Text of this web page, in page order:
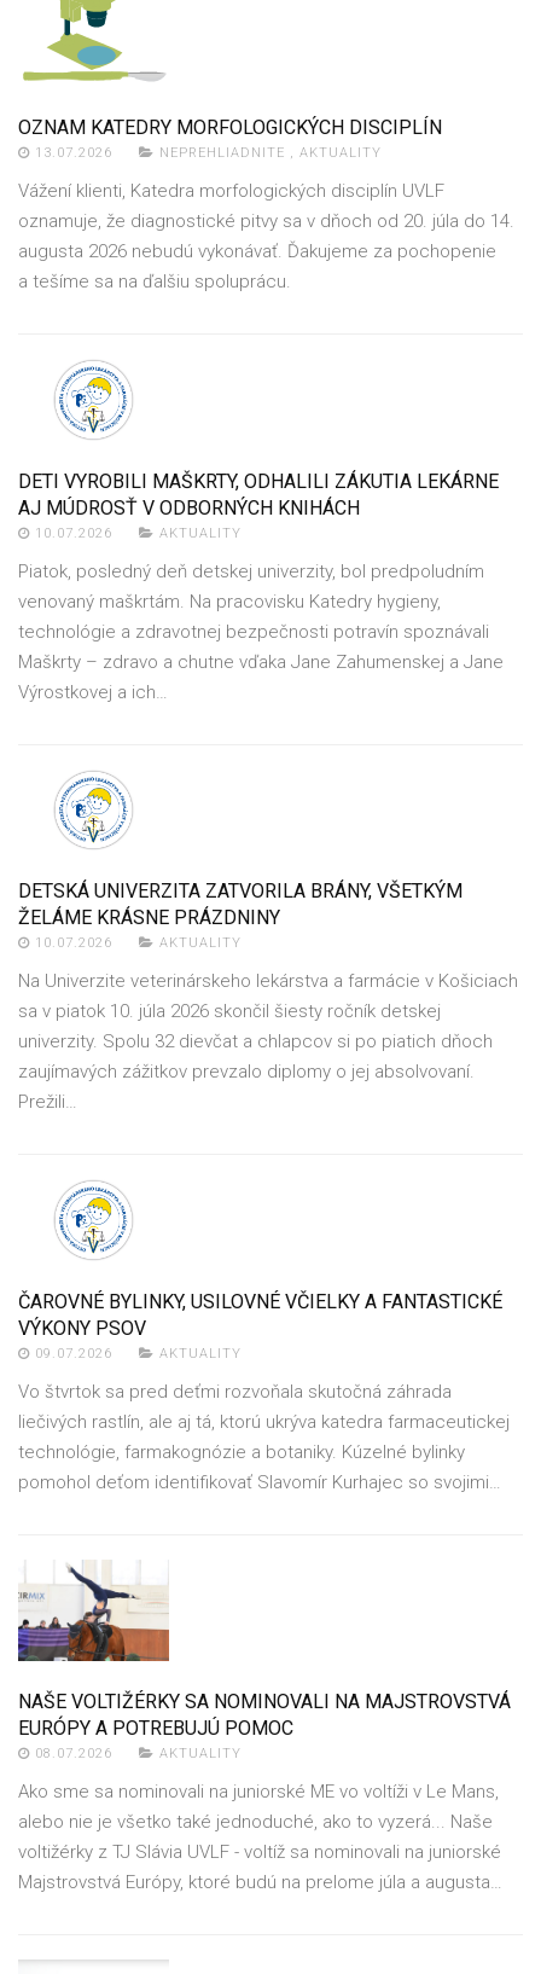
OZNAM KATEDRY MORFOLOGICKÝCH DISCIPLÍN
13.07.2026 NEPREHLIADNITE , AKTUALITY
Vážení klienti, Katedra morfologických disciplín UVLF
oznamuje, že diagnostické pitvy sa v dňoch od 20. júla do 14.
augusta 2026 nebudú vykonávať. Ďakujeme za pochopenie
a tešíme sa na ďalšiu spoluprácu.
DETI VYROBILI MAŠKRTY, ODHALILI ZÁKUTIA LEKÁRNE
AJ MÚDROSŤ V ODBORNÝCH KNIHÁCH
10.07.2026 AKTUALITY
Piatok, posledný deň detskej univerzity, bol predpoludním
venovaný maškrtám. Na pracovisku Katedry hygieny,
technológie a zdravotnej bezpečnosti potravín spoznávali
Maškrty – zdravo a chutne vďaka Jane Zahumenskej a Jane
Výrostkovej a ich…
DETSKÁ UNIVERZITA ZATVORILA BRÁNY, VŠETKÝM
ŽELÁME KRÁSNE PRÁZDNINY
10.07.2026 AKTUALITY
Na Univerzite veterinárskeho lekárstva a farmácie v Košiciach
sa v piatok 10. júla 2026 skončil šiesty ročník detskej
univerzity. Spolu 32 dievčat a chlapcov si po piatich dňoch
zaujímavých zážitkov prevzalo diplomy o jej absolvovaní.
Prežili…
ČAROVNÉ BYLINKY, USILOVNÉ VČIELKY A FANTASTICKÉ
VÝKONY PSOV
09.07.2026 AKTUALITY
Vo štvrtok sa pred deťmi rozvoňala skutočná záhrada
liečivých rastlín, ale aj tá, ktorú ukrýva katedra farmaceutickej
technológie, farmakognózie a botaniky. Kúzelné bylinky
pomohol deťom identifikovať Slavomír Kurhajec so svojimi…
NAŠE VOLTIŽÉRKY SA NOMINOVALI NA MAJSTROVSTVÁ
EURÓPY A POTREBUJÚ POMOC
08.07.2026 AKTUALITY
Ako sme sa nominovali na juniorské ME vo voltíži v Le Mans,
alebo nie je všetko také jednoduché, ako to vyzerá... Naše
voltižérky z TJ Slávia UVLF - voltíž sa nominovali na juniorské
Majstrovstvá Európy, ktoré budú na prelome júla a augusta…